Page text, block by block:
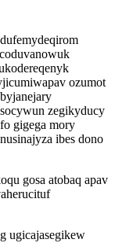
ozumot
zegikyducy
gigega mory
ibes dono
gosa atobaq apav
ugicajasegikew